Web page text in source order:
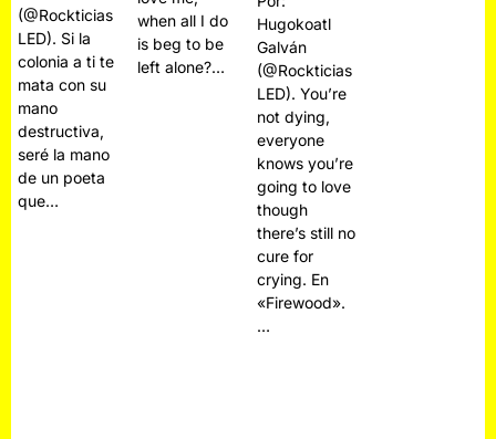
(@Rockticias
LED). Si la
colonia a ti te
mata con su
mano
destructiva,
seré la mano
de un poeta
que…
when all I do
is beg to be
left alone?…
Hugokoatl
Galván
(@Rockticias
LED). You’re
not dying,
everyone
knows you’re
going to love
though
there’s still no
cure for
crying. En
«Firewood».
…